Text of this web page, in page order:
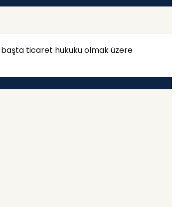
başta ticaret hukuku olmak üzere